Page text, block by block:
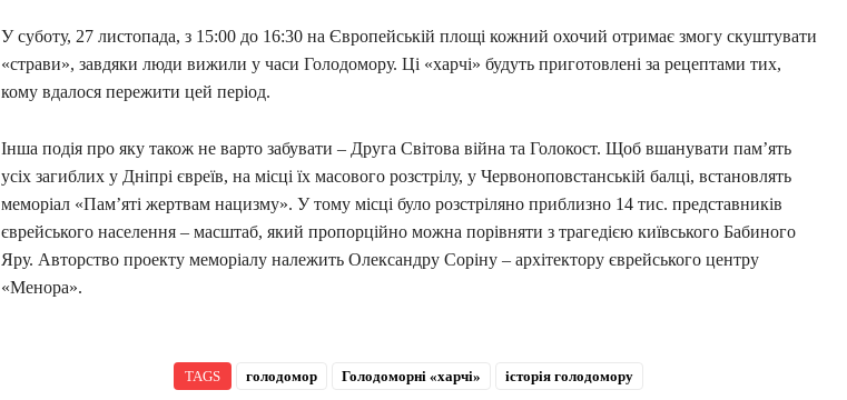
У суботу, 27 листопада, з 15:00 до 16:30 на Європейській площі кожний охочий отримає змогу скуштувати
«страви», завдяки люди вижили у часи Голодомору. Ці «харчі» будуть приготовлені за рецептами тих,
кому вдалося пережити цей період.
Інша подія про яку також не варто забувати – Друга Світова війна та Голокост. Щоб вшанувати пам’ять
усіх загиблих у Дніпрі євреїв, на місці їх масового розстрілу, у Червоноповстанській балці, встановлять
меморіал «Пам’яті жертвам нацизму». У тому місці було розстріляно приблизно 14 тис. представників
єврейського населення – масштаб, який пропорційно можна порівняти з трагедією київського Бабиного
Яру. Авторство проекту меморіалу належить Олександру Соріну – архітектору єврейського центру
«Менора».
TAGS голодомор Голодоморні «харчі» історія голодомору